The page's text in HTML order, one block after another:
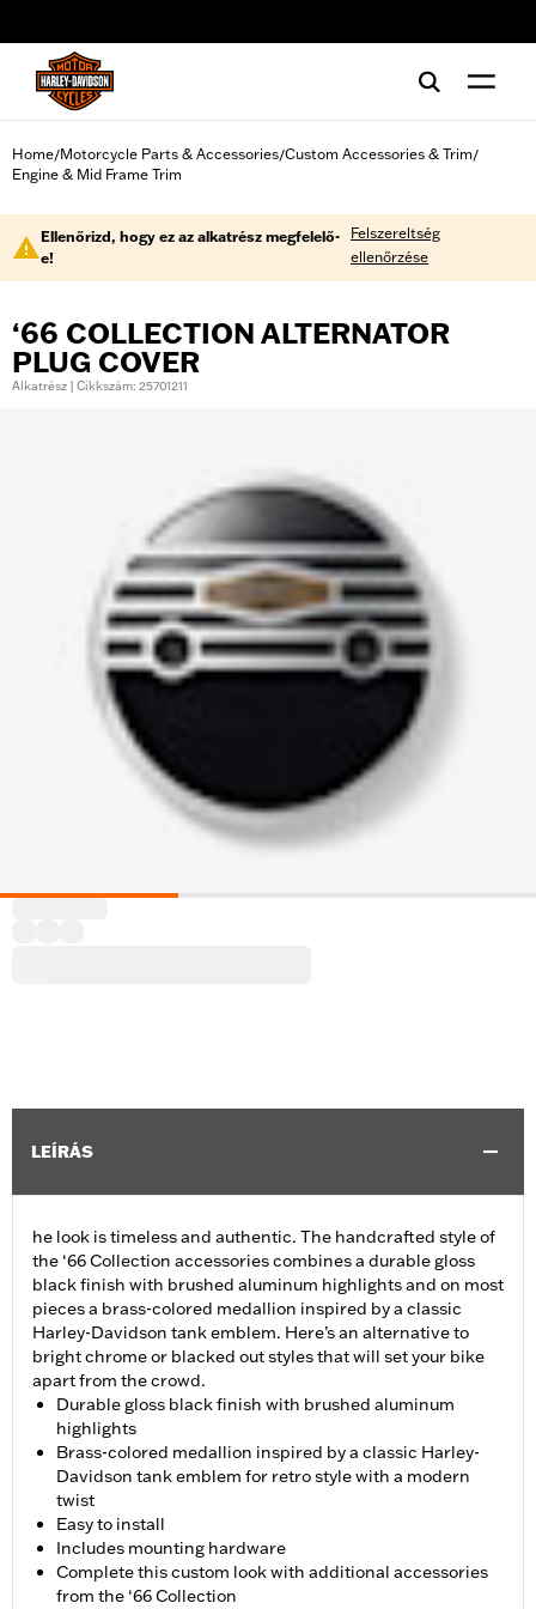
Home/Motorcycle Parts & Accessories/Custom Accessories & Trim/
Engine & Mid Frame Trim
Ellenőrizd, hogy ez az alkatrész megfelelő-
e!
Felszereltség
ellenőrzése
‘66 COLLECTION ALTERNATOR
PLUG COVER
Alkatrész | Cikkszám: 25701211
LEÍRÁS
he look is timeless and authentic. The handcrafted style of
the ‘66 Collection accessories combines a durable gloss
black finish with brushed aluminum highlights and on most
pieces a brass-colored medallion inspired by a classic
Harley-Davidson tank emblem. Here’s an alternative to
bright chrome or blacked out styles that will set your bike
apart from the crowd.
Durable gloss black finish with brushed aluminum
highlights
Brass-colored medallion inspired by a classic Harley-
Davidson tank emblem for retro style with a modern
twist
Easy to install
Includes mounting hardware
Complete this custom look with additional accessories
from the ‘66 Collection